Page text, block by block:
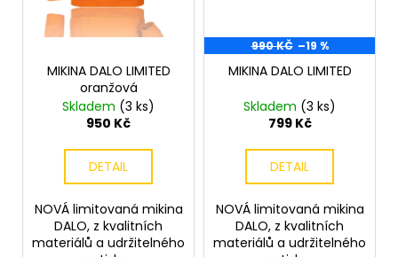
MIKINA DALO LIMITED
oranžová
Skladem (3 ks)
950 Kč
DETAIL
NOVÁ limitovaná mikina
DALO, z kvalitních
materiálů a udržitelného
990 KČ –19 %
MIKINA DALO LIMITED
Skladem (3 ks)
799 Kč
DETAIL
NOVÁ limitovaná mikina
DALO, z kvalitních
materiálů a udržitelného